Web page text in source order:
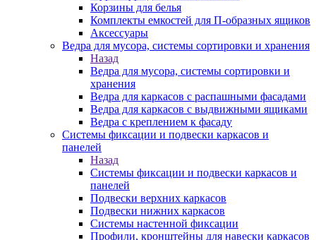
Корзины для белья
Комплекты емкостей для П-образных ящиков
Аксессуары
Ведра для мусора, системы сортировки и хранения
Назад
Ведра для мусора, системы сортировки и
хранения
Ведра для каркасов с распашными фасадами
Ведра для каркасов с выдвижными ящиками
Ведра с креплением к фасаду
Системы фиксации и подвески каркасов и
панелей
Назад
Системы фиксации и подвески каркасов и
панелей
Подвески верхних каркасов
Подвески нижних каркасов
Системы настенной фиксации
Профили, кронштейны для навески каркасов